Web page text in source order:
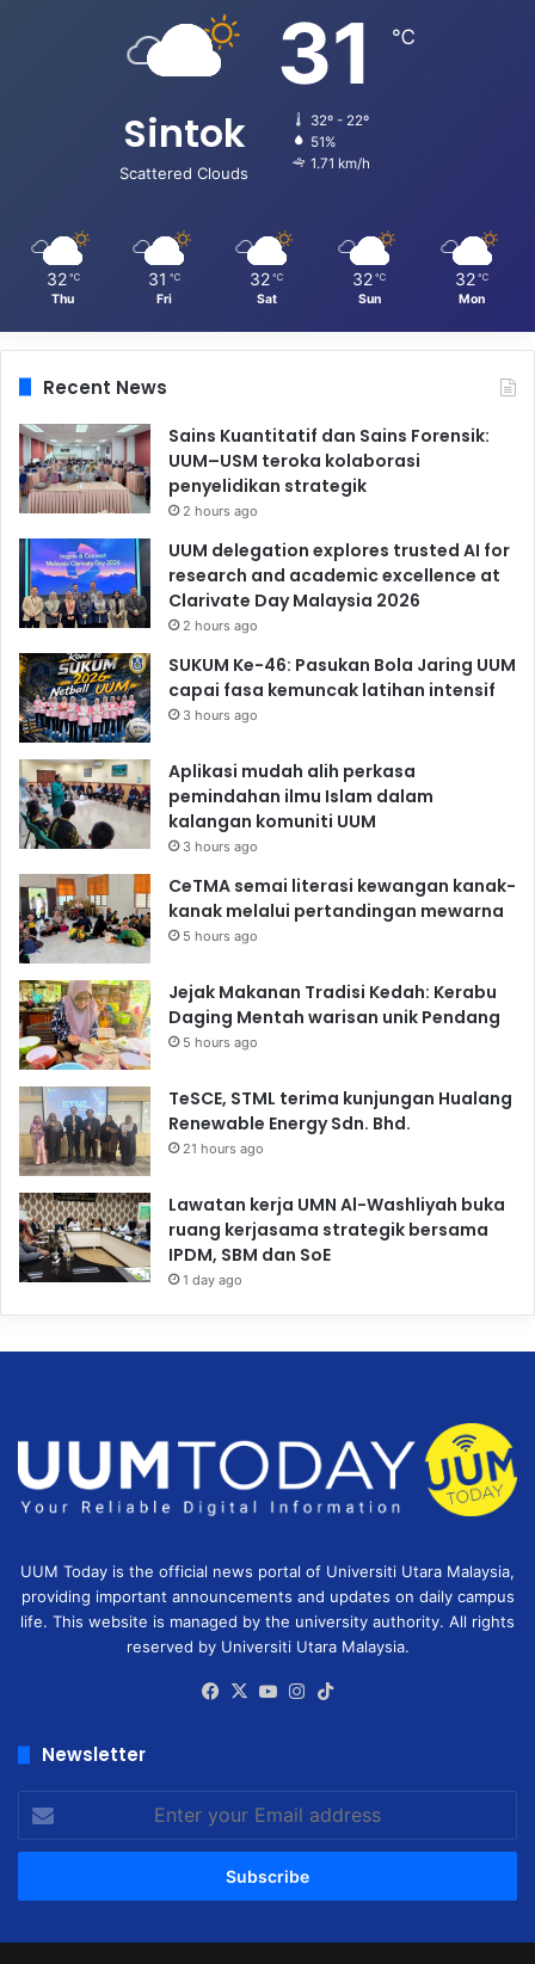
Sintok
Scattered Clouds
31 ℃
32º - 22º
51%
1.71 km/h
32 ℃
Thu
31 ℃
Fri
32 ℃
Sat
32 ℃
Sun
32 ℃
Mon
Recent News
Sains Kuantitatif dan Sains Forensik:
UUM–USM teroka kolaborasi
penyelidikan strategik
2 hours ago
UUM delegation explores trusted AI for
research and academic excellence at
Clarivate Day Malaysia 2026
2 hours ago
SUKUM Ke-46: Pasukan Bola Jaring UUM
capai fasa kemuncak latihan intensif
3 hours ago
Aplikasi mudah alih perkasa
pemindahan ilmu Islam dalam
kalangan komuniti UUM
3 hours ago
CeTMA semai literasi kewangan kanak-
kanak melalui pertandingan mewarna
5 hours ago
Jejak Makanan Tradisi Kedah: Kerabu
Daging Mentah warisan unik Pendang
5 hours ago
TeSCE, STML terima kunjungan Hualang
Renewable Energy Sdn. Bhd.
21 hours ago
Lawatan kerja UMN Al-Washliyah buka
ruang kerjasama strategik bersama
IPDM, SBM dan SoE
1 day ago
UUM Today is the official news portal of Universiti Utara Malaysia,
providing important announcements and updates on daily campus
life. This website is managed by the university authority. All rights
reserved by Universiti Utara Malaysia.
Facebook
X YouTubeInstagram
Newsletter
your
Email